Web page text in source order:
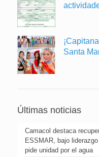
Santa
Últimas noticias
Camacol destaca
ESSMAR, bajo
pide unidad por el agua